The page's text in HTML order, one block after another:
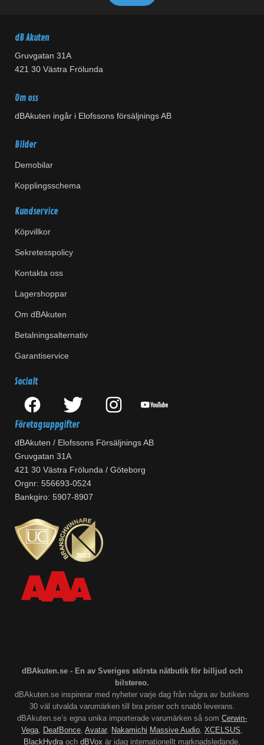
dB Akuten
Gruvgatan 31A
421 30 Västra Frölunda
Om oss
dBAkuten ingår i Elofssons försäljnings AB
Bilder
Demobilar
Kopplingsschema
Kundservice
Köpvillkor
Sekretesspolicy
Kontakta oss
Lagershoppar
Om dBAkuten
Betalningsalternativ
Garantiservice
Socialt
Företagsuppgifter
dBAkuten / Elofssons Försäljnings AB
Gruvgatan 31A
421 30 Västra Frölunda / Göteborg
Orgnr: 556693-0524
Bankgiro: 5907-8907
dBAkuten.se - En av Sveriges största nätbutik för billjud och
bilstereo.
dBAkuten.se inspirerar med nyheter varje dag från några av butikens
30 väl utvalda varumärken till bra priser och snabb leverans.
dBAkuten.se’s egna unika importerade varumärken så som Cerwin-
Vega, DeafBonce, Avatar, Nakamichi Massive Audio, XCELSUS,
BlackHydra och dBVox är idag internationellt marknadsledande.